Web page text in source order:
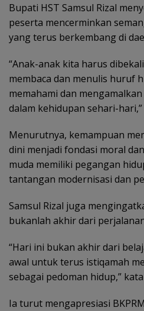
Bupati HST Samsul Rizal
peserta mencerminkan
yang terus berkembang di
“Anak-anak kita harus
membaca dan menulis huruf
memahami dan
dalam kehidupan sehari-
Menurutnya, kemampuan
dini menjadi fondasi moral
muda memiliki pegangan
tantangan modernisasi dan
Samsul Rizal juga
bukanlah akhir dari
“Hari ini bukan akhir dari
awal untuk terus istiqamah
sebagai pedoman hidup,”
Ia turut mengapresiasi